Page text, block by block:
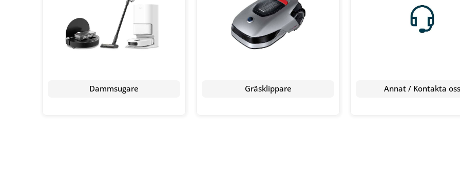
Dammsugare Gräsklippare Annat / Kontakta oss